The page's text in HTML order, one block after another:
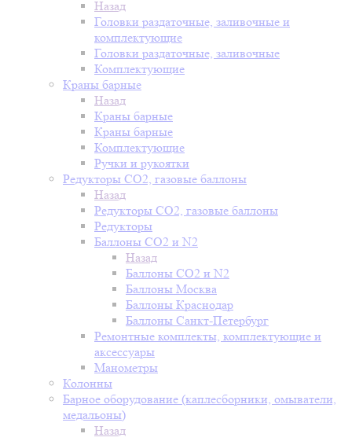
Назад
Головки раздаточные, заливочные и
комплектующие
Головки раздаточные, заливочные
Комплектующие
Краны барные
Назад
Краны барные
Краны барные
Комплектующие
Ручки и рукоятки
Редукторы СО2, газовые баллоны
Назад
Редукторы СО2, газовые баллоны
Редукторы
Баллоны СО2 и N2
Назад
Баллоны СО2 и N2
Баллоны Москва
Баллоны Краснодар
Баллоны Санкт-Петербург
Ремонтные комплекты, комплектующие и
аксессуары
Манометры
Колонны
Барное оборудование (каплесборники, омыватели,
медальоны)
Назад